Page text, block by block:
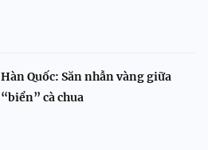
Hàn Quốc: Săn nhẫn vàng giữa
“biển” cà chua